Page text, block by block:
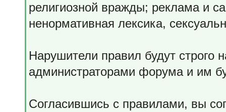
религиозной вражды; реклама и
ненормативная лексика,
Нарушители правил будут строго
администраторами форума и им
Согласившись с правилами, вы